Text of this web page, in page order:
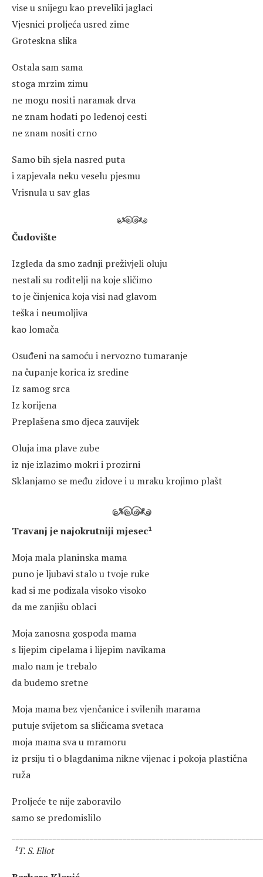
vise u snijegu kao preveliki jaglaci
Vjesnici proljeća usred zime
Groteskna slika
Ostala sam sama
stoga mrzim zimu
ne mogu nositi naramak drva
ne znam hodati po ledenoj cesti
ne znam nositi crno
Samo bih sjela nasred puta
i zapjevala neku veselu pjesmu
Vrisnula u sav glas
Čudovište
Izgleda da smo zadnji preživjeli oluju
nestali su roditelji na koje sličimo
to je činjenica koja visi nad glavom
teška i neumoljiva
kao lomača
Osuđeni na samoću i nervozno tumaranje
na čupanje korica iz sredine
Iz samog srca
Iz korijena
Preplašena smo djeca zauvijek
Oluja ima plave zube
iz nje izlazimo mokri i prozirni
Sklanjamo se među zidove i u mraku krojimo plašt
Travanj je najokrutniji mjesec¹
Moja mala planinska mama
puno je ljubavi stalo u tvoje ruke
kad si me podizala visoko visoko
da me zanjišu oblaci
Moja zanosna gospođa mama
s lijepim cipelama i lijepim navikama
malo nam je trebalo
da budemo sretne
Moja mama bez vjenčanice i svilenih marama
putuje svijetom sa sličicama svetaca
moja mama sva u mramoru
iz prsiju ti o blagdanima nikne vijenac i pokoja plastična
ruža
Proljeće te nije zaboravilo
samo se predomislilo
¹T. S. Eliot